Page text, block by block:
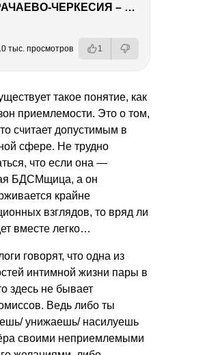
КАРАЧАЕВО-ЧЕРКЕСИЯ – ПУТЕШЕСТВИЕ НА КАВКАЗ часть 2
тыс. просмотров 1
такое понятие, как
приемлемости. Это о том,
считает допустимым в
сфере. Не трудно
что если она —
БДСМщица, а он
крайне
взглядов, то вряд ли
вместе легко…
говорят, что одна из
интимной жизни пары в
здесь не бывает
Ведь либо ты
унижаешь/ насилуешь
своими неприемлемыми